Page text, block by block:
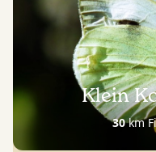
Klein
30km